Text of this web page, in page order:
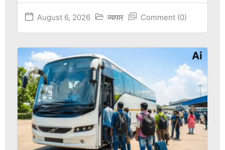
August 6, 2026 व्यापार Comment (0)